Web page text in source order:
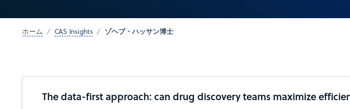
ホーム CAS Insights ゾヘブ・ハッサン博士
The data-first approach: can drug discovery teams maximize